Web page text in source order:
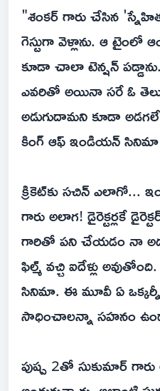
"శంకర్ గారు చేసిన
గెస్టుగా వెళ్లాను. ఆ
కూడా చాలా టెన్షన్
ఎవరితో అయినా సరే ఓ
అడుగుదామని కూడా
కింగ్ ఆఫ్ ఇండియన్
క్రికెట్‌కు సచిన్ ఎలాగో...
గారు అలాగ! డైరెక్టర్లకే
గారితో పని చేయడం నా
ఫిల్మ్ వచ్చి ఐదేళ్లు
సినిమా. ఈ మూవీ ఏ ఒక్కర్నీ
సాధించాలన్నా సహనం
పుష్ప 2తో సుకుమార్